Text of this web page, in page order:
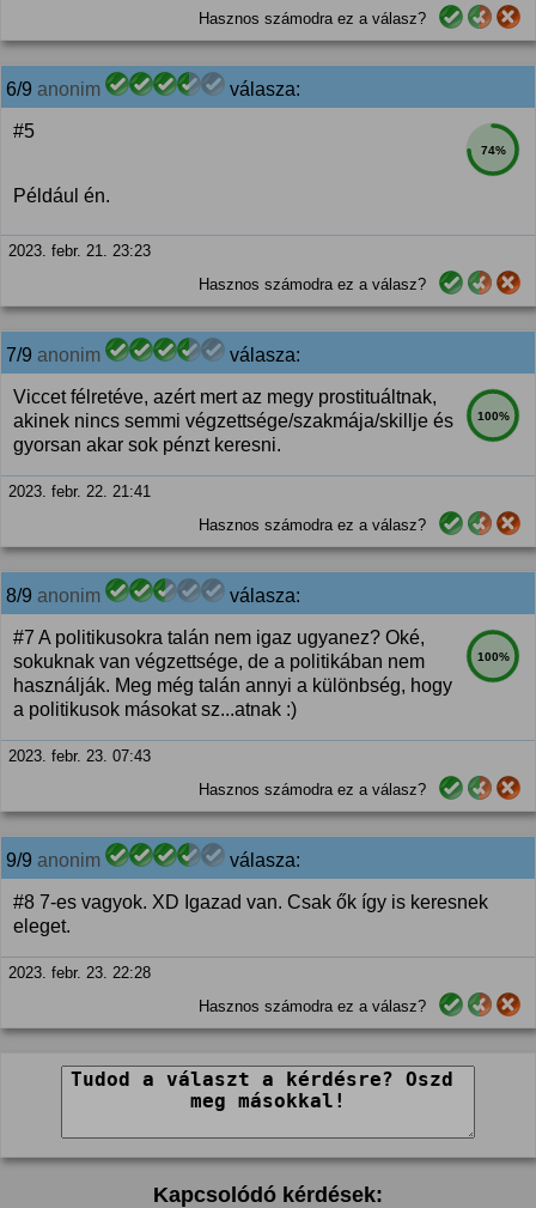
Hasznos számodra ez a válasz?
6/9 anonim válasza:
74%
#5
Például én.
2023. febr. 21. 23:23
Hasznos számodra ez a válasz?
7/9 anonim válasza:
100%
Viccet félretéve, azért mert az megy prostituáltnak,
akinek nincs semmi végzettsége/szakmája/skillje és
gyorsan akar sok pénzt keresni.
2023. febr. 22. 21:41
Hasznos számodra ez a válasz?
8/9 anonim válasza:
100%
#7 A politikusokra talán nem igaz ugyanez? Oké,
sokuknak van végzettsége, de a politikában nem
használják. Meg még talán annyi a különbség, hogy
a politikusok másokat sz...atnak :)
2023. febr. 23. 07:43
Hasznos számodra ez a válasz?
9/9 anonim válasza:
#8 7-es vagyok. XD Igazad van. Csak ők így is keresnek
eleget.
2023. febr. 23. 22:28
Hasznos számodra ez a válasz?
Kapcsolódó kérdések: